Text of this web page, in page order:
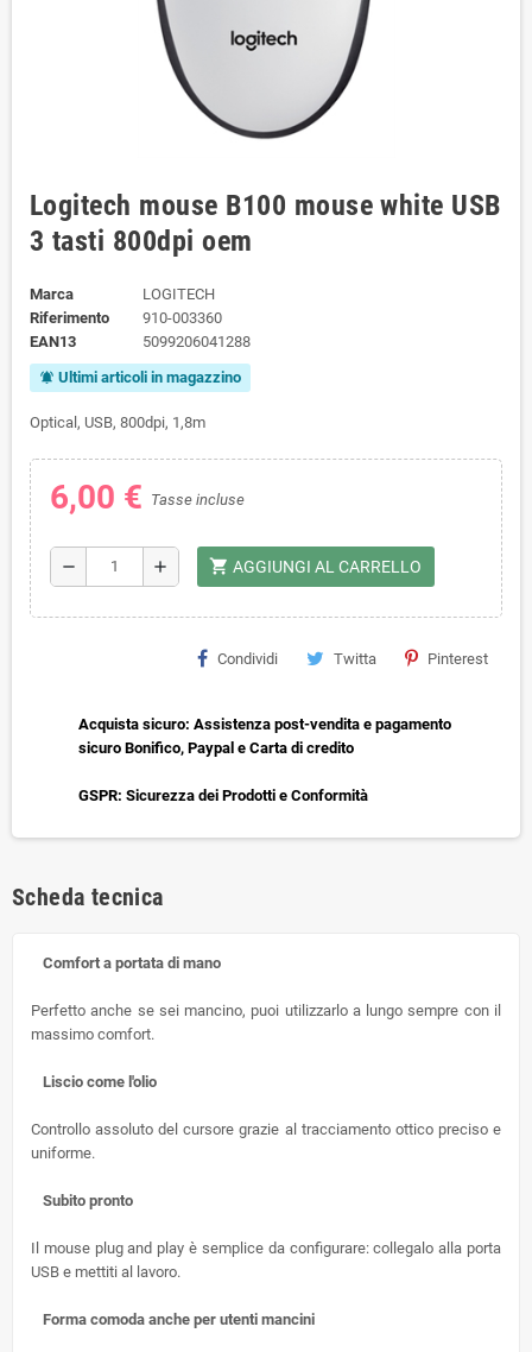
Logitech mouse B100 mouse white USB
3 tasti 800dpi oem
Marca
LOGITECH
Riferimento
910-003360
EAN13
5099206041288
notifications_active Ultimi articoli in magazzino
Optical, USB, 800dpi, 1,8m
6,00 € Tasse incluse
remove add shopping_cart AGGIUNGI AL CARRELLO
Condividi Twitta Pinterest
Acquista sicuro: Assistenza post-vendita e pagamento
sicuro Bonifico, Paypal e Carta di credito
GSPR: Sicurezza dei Prodotti e Conformità
Scheda tecnica
Comfort a portata di mano
Perfetto anche se sei mancino, puoi utilizzarlo a lungo sempre con il
massimo comfort.
Liscio come l'olio
Controllo assoluto del cursore grazie al tracciamento ottico preciso e
uniforme.
Subito pronto
Il mouse plug and play è semplice da configurare: collegalo alla porta
USB e mettiti al lavoro.
Forma comoda anche per utenti mancini